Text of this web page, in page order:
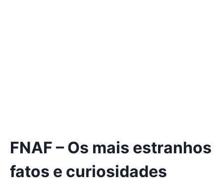
FNAF – Os mais estranhos
fatos e curiosidades